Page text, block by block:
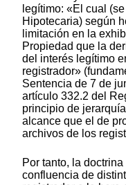
legítimo: «El cual
Hipotecaria) según
limitación en la
Propiedad que la
del interés legítimo
registrador»
Sentencia de 7 de
artículo 332.2 del
principio de
alcance que el de
archivos de los
Por tanto, la
confluencia de